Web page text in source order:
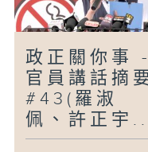
色，聯通「一帶
政正關你事 -
官員講話摘
#43(羅淑
佩、許正宇